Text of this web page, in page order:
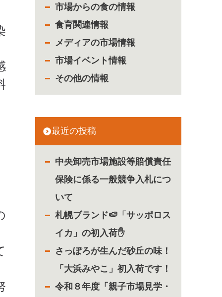
市場からの食の情報
食育関連情報
メディアの市場情報
市場イベント情報
その他の情報
最近の投稿
中央卸売市場施設等賠償責任
保険に係る一般競争入札につ
いて
札幌ブランド🍉「サッポロス
イカ」の初入荷✋
さっぽろが生んだ砂丘の味！
「大浜みやこ」初入荷です！
令和８年度「親子市場見学・